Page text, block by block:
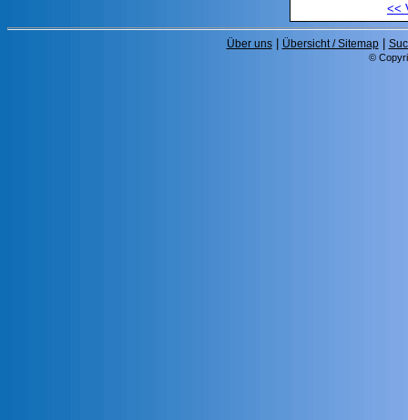
<<
Über uns| Übersicht / Sitemap|
©